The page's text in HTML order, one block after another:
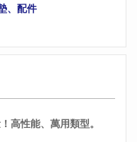
、配件
高性能、萬用類型。